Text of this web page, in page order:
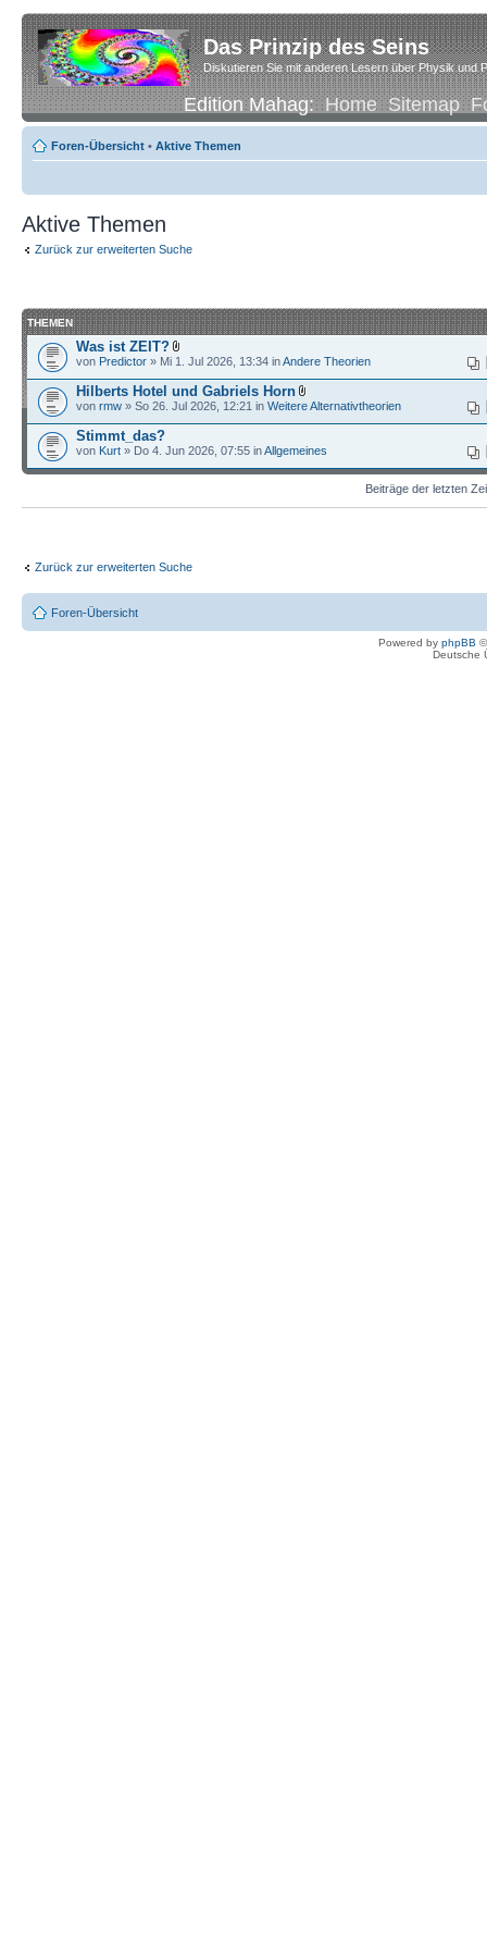
Das Prinzip des Seins
Diskutieren Sie mit anderen Lesern über Physik und
Edition Mahag:Home Sitemap
Foren-Übersicht • Aktive Themen
Aktive Themen
Zurück zur erweiterten Suche
THEMEN
Was ist ZEIT?
von Predictor » Mi 1. Jul 2026, 13:34 inAndere Theorien
Hilberts Hotel und Gabriels Horn
von rmw » So 26. Jul 2026, 12:21 in Weitere Alternativtheorien
Stimmt_das?
von Kurt » Do 4. Jun 2026, 07:55 inAllgemeines
Beiträge der letzten
Zurück zur erweiterten Suche
Foren-Übersicht
Powered by phpBB
Deutsche